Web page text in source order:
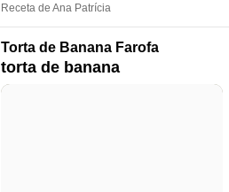
Receta de Ana Patrícia
Torta de Banana Farofa
torta de banana